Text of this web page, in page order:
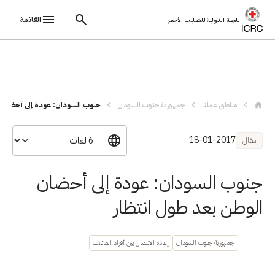
اللجنة الدولية للصليب الأحمر القائمة
مناطق عملنا جمهورية جنوب السودان جنوب السودان: عودة إلى
مقال 18-01-2017
جنوب السودان: عودة إلى أحضان
الوطن بعد طول انتظار
جمهورية جنوب السودان إعادة الاتصال بين أفراد العائلات